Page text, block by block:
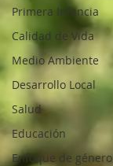
Primera Infancia
Calidad de Vida
Medio Ambiente
Desarrollo Local
Salud
Educación
Enfoque de género